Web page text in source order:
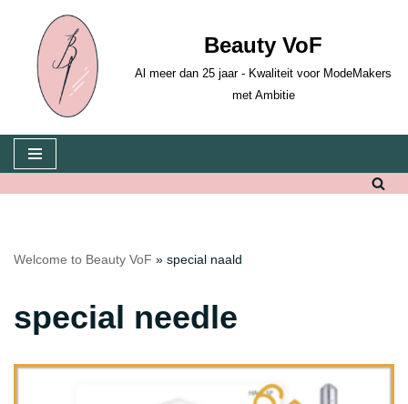
Skip
content
Beauty VoF
Al meer dan 25 jaar - Kwaliteit voor ModeMakers
met Ambitie
Welcome to Beauty VoF » special naald
special needle